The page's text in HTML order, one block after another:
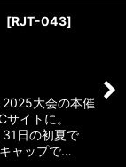
[RJT-043]
大会の本催
イトに。
日の初夏で
ャップで…